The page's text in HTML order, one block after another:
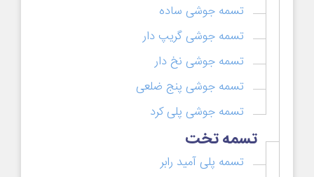
تسمه جوشی ساده
تسمه جوشی گریپ دار
تسمه جوشی نخ دار
تسمه جوشی پنج ضلعی
تسمه جوشی پلی کرد
تسمه تخت
تسمه پلی آمید رابر